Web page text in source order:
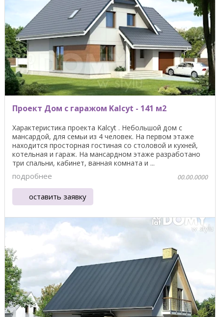
Проект Дом с гаражом Kalcyt - 141 м2
Характеристика проекта Kalcyt . Небольшой дом с
мансардой, для семьи из 4 человек. На первом этаже
находится просторная гостиная со столовой и кухней,
котельная и гараж. На мансардном этаже разработано
три спальни, кабинет, ванная комната и ...
подробнее 00.00.0000
оставить заявку